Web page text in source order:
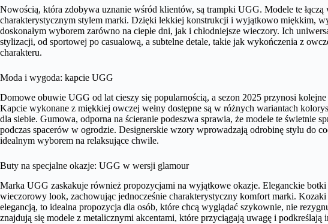
Nowością, która zdobywa uznanie wśród klientów, są trampki UGG. Modele te
charakterystycznym stylem marki. Dzięki lekkiej konstrukcji i wyjątkowo miękkim,
doskonałym wyborem zarówno na ciepłe dni, jak i chłodniejsze wieczory. Ich
stylizacji, od sportowej po casualową, a subtelne detale, takie jak wykończenia z
charakteru.
Moda i wygoda: kapcie UGG
Domowe obuwie UGG od lat cieszy się popularnością, a sezon 2025 przynosi
Kapcie wykonane z miękkiej owczej wełny dostępne są w różnych wariantach
dla siebie. Gumowa, odporna na ścieranie podeszwa sprawia, że modele te świetnie
podczas spacerów w ogrodzie. Designerskie wzory wprowadzają odrobinę stylu do
idealnym wyborem na relaksujące chwile.
Buty na specjalne okazje: UGG w wersji glamour
Marka UGG zaskakuje również propozycjami na wyjątkowe okazje. Eleganckie
wieczorowy look, zachowując jednocześnie charakterystyczny komfort marki. Kozaki
elegancją, to idealna propozycja dla osób, które chcą wyglądać szykownie, nie
znajdują się modele z metalicznymi akcentami, które przyciągają uwagę i podkreślają